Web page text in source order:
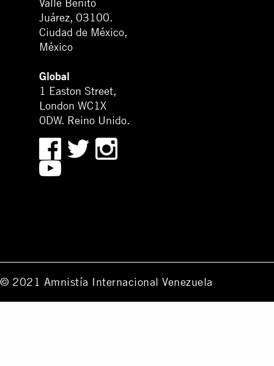
Valle Benito
Juárez, 03100.
Ciudad de México,
México
Global
1 Easton Street,
London WC1X
0DW. Reino Unido.
© 2021 Amnistía Internacional Venezuela